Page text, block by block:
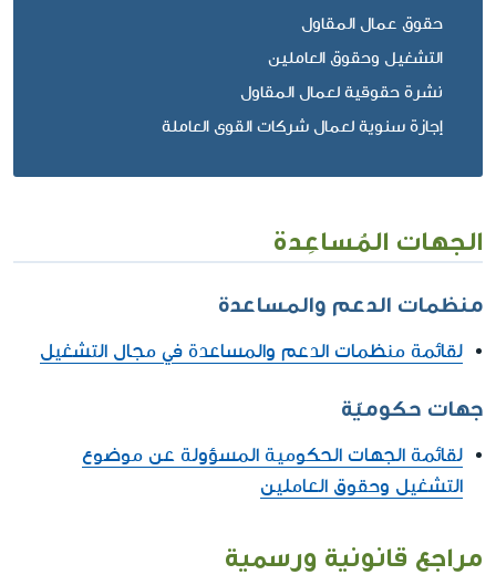
حقوق عمال المقاول
التشغيل وحقوق العاملين
نشرة حقوقية لعمال المقاول
إجازة سنوية لعمال شركات القوى العاملة
الجهات المُساعِدة
منظمات الدعم والمساعدة
لقائمة منظمات الدعم والمساعدة في مجال التشغيل
جهات حكوميّة
لقائمة الجهات الحكومية المسؤولة عن موضوع
التشغيل وحقوق العاملين
مراجع قانونية ورسمية